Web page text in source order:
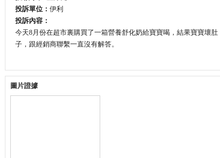
投訴單位： 伊利
投訴內容：
今天8月份在超市裏購買了一箱營養舒化奶給寶寶喝，結果寶寶壞肚
子，跟經銷商聯繫一直沒有解答。
圖片證據